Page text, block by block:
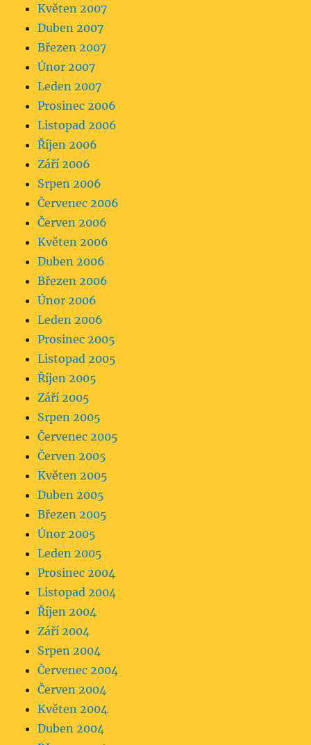
Květen 2007
Duben 2007
Březen 2007
Únor 2007
Leden 2007
Prosinec 2006
Listopad 2006
Říjen 2006
Září 2006
Srpen 2006
Červenec 2006
Červen 2006
Květen 2006
Duben 2006
Březen 2006
Únor 2006
Leden 2006
Prosinec 2005
Listopad 2005
Říjen 2005
Září 2005
Srpen 2005
Červenec 2005
Červen 2005
Květen 2005
Duben 2005
Březen 2005
Únor 2005
Leden 2005
Prosinec 2004
Listopad 2004
Říjen 2004
Září 2004
Srpen 2004
Červenec 2004
Červen 2004
Květen 2004
Duben 2004